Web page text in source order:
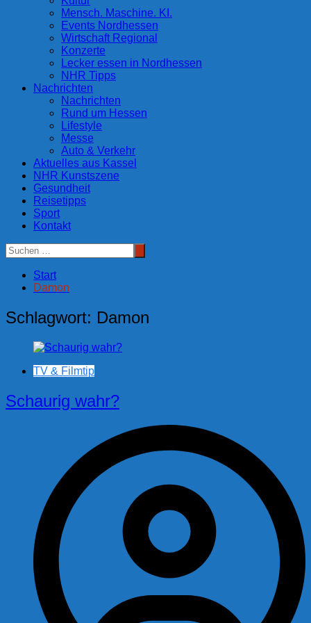
Mensch. Maschine. KI.
Events Nordhessen
Wirtschaft Regional
Konzerte
Lecker essen in Nordhessen
NHR Tipps
Nachrichten
Nachrichten
Rund um Hessen
Lifestyle
Messe
Auto & Verkehr
Aktuelles aus Kassel
NHR Kunstszene
Gesundheit
Reisetipps
Sport
Kontakt
Start
Damon
Schlagwort: Damon
TV & Filmtip
Schaurig wahr?